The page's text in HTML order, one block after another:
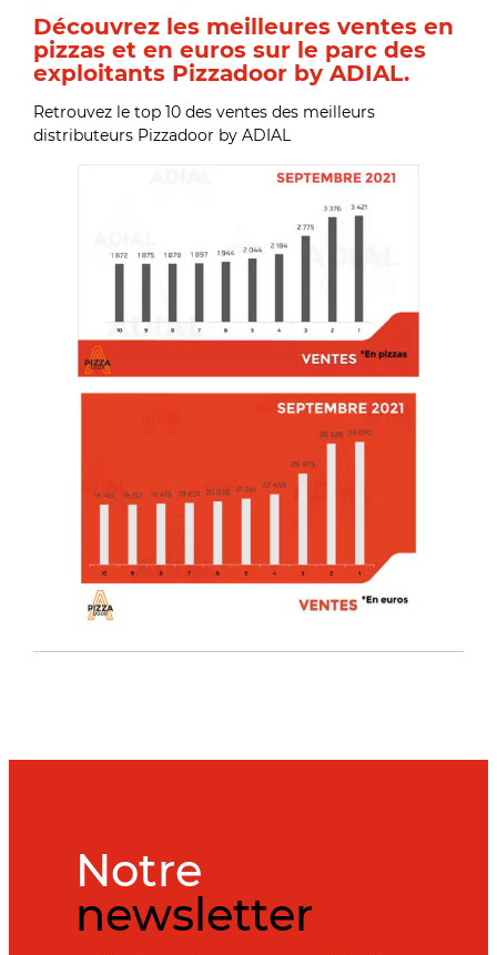
Découvrez les meilleures ventes en
pizzas et en euros sur le parc des
exploitants Pizzadoor by ADIAL.
Retrouvez le top 10 des ventes des meilleurs
distributeurs Pizzadoor by ADIAL
Notre
newsletter